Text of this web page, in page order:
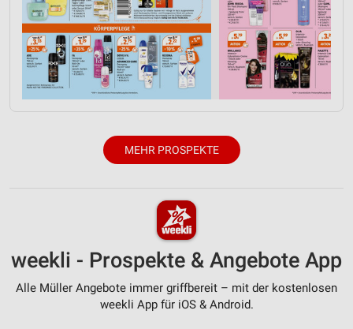
MEHR PROSPEKTE
weekli - Prospekte & Angebote App
Alle Müller Angebote immer griffbereit – mit der kostenlosen
weekli App für iOS & Android.